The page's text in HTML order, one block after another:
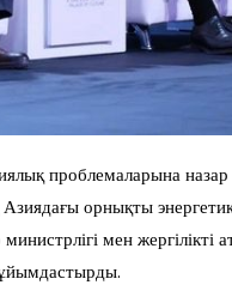
проблемаларына
орнықты
мен жергілікті